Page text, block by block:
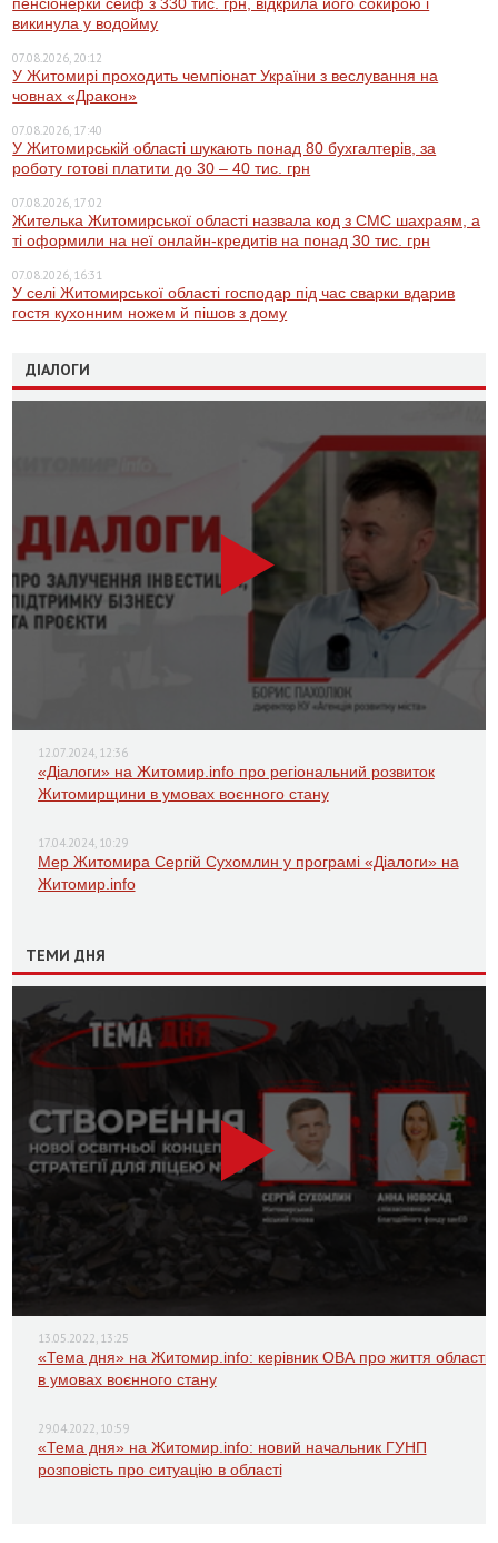
пенсіонерки сейф з 330 тис. грн, відкрила його сокирою і
викинула у водойму
07.08.2026, 20:12
У Житомирі проходить чемпіонат України з веслування на
човнах «Дракон»
07.08.2026, 17:40
У Житомирській області шукають понад 80 бухгалтерів, за
роботу готові платити до 30 – 40 тис. грн
07.08.2026, 17:02
Жителька Житомирської області назвала код з СМС шахраям, а
ті оформили на неї онлайн-кредитів на понад 30 тис. грн
07.08.2026, 16:31
У селі Житомирської області господар під час сварки вдарив
гостя кухонним ножем й пішов з дому
ДІАЛОГИ
12.07.2024, 12:36
«Діалоги» на Житомир.info про регіональний розвиток
Житомирщини в умовах воєнного стану
17.04.2024, 10:29
Мер Житомира Сергій Сухомлин у програмі «Діалоги» на
Житомир.info
ТЕМИ ДНЯ
13.05.2022, 13:25
«Тема дня» на Житомир.info: керівник ОВА про життя області
в умовах воєнного стану
29.04.2022, 10:59
«Тема дня» на Житомир.info: новий начальник ГУНП
розповість про ситуацію в області